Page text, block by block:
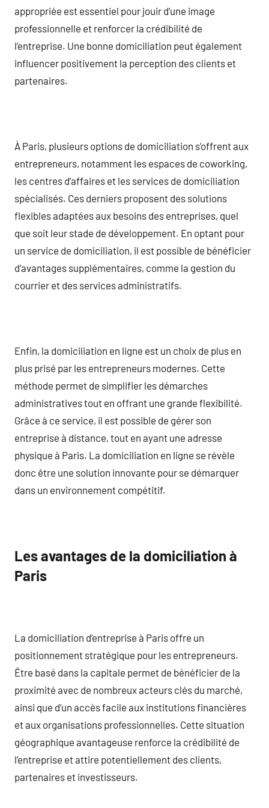
appropriée est essentiel pour jouir d’une image
professionnelle et renforcer la crédibilité de
l’entreprise. Une bonne domiciliation peut également
influencer positivement la perception des clients et
partenaires.
À Paris, plusieurs options de domiciliation s’offrent aux
entrepreneurs, notamment les espaces de coworking,
les centres d’affaires et les services de domiciliation
spécialisés. Ces derniers proposent des solutions
flexibles adaptées aux besoins des entreprises, quel
que soit leur stade de développement. En optant pour
un service de domiciliation, il est possible de bénéficier
d’avantages supplémentaires, comme la gestion du
courrier et des services administratifs.
Enfin, la domiciliation en ligne est un choix de plus en
plus prisé par les entrepreneurs modernes. Cette
méthode permet de simplifier les démarches
administratives tout en offrant une grande flexibilité.
Grâce à ce service, il est possible de gérer son
entreprise à distance, tout en ayant une adresse
physique à Paris. La domiciliation en ligne se révèle
donc être une solution innovante pour se démarquer
dans un environnement compétitif.
Les avantages de la domiciliation à
Paris
La domiciliation d’entreprise à Paris offre un
positionnement stratégique pour les entrepreneurs.
Être basé dans la capitale permet de bénéficier de la
proximité avec de nombreux acteurs clés du marché,
ainsi que d’un accès facile aux institutions financières
et aux organisations professionnelles. Cette situation
géographique avantageuse renforce la crédibilité de
l’entreprise et attire potentiellement des clients,
partenaires et investisseurs.